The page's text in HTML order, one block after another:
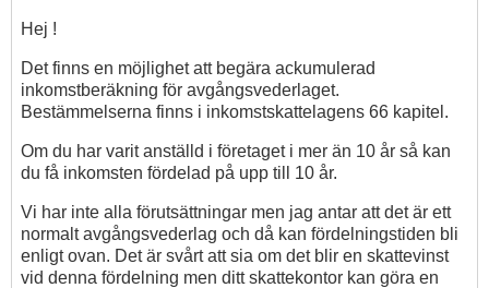
Hej !
Det finns en möjlighet att begära ackumulerad
inkomstberäkning för avgångsvederlaget.
Bestämmelserna finns i inkomstskattelagens 66 kapitel.
Om du har varit anställd i företaget i mer än 10 år så kan
du få inkomsten fördelad på upp till 10 år.
Vi har inte alla förutsättningar men jag antar att det är ett
normalt avgångsvederlag och då kan fördelningstiden bli
enligt ovan. Det är svårt att sia om det blir en skattevinst
vid denna fördelning men ditt skattekontor kan göra en